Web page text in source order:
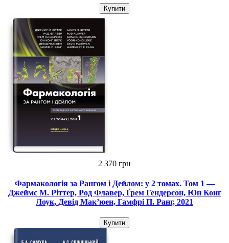
Купити
2 370 грн
Фармакологія за Рангом і Дейлом: у 2 томах. Том 1 —
Джеймс М. Ріттер, Род Флавер, Ґрем Гендерсон, Юн Конг
Лоук, Девід Мак’юен, Гамфрі П. Ранг, 2021
Купити